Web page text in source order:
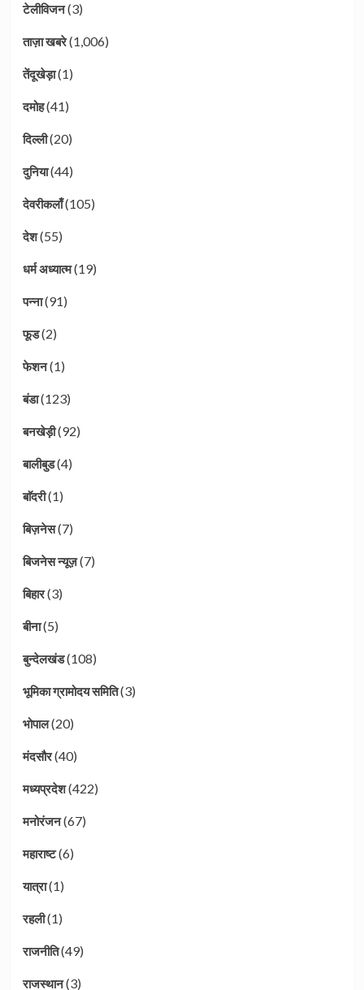
टेलीविजन(3)
ताज़ा खबरे(1,006)
तेंदूखेड़ा(1)
दमोह(41)
दिल्ली(20)
दुनिया(44)
देवरीकलाँ(105)
देश(55)
धर्म अध्यात्म(19)
पन्ना(91)
फूड(2)
फेशन(1)
बंडा(123)
बनखेड़ी(92)
बालीबुड(4)
बाॅदरी(1)
बिज़नेस(7)
बिजनेस न्यूज़(7)
बिहार(3)
बीना(5)
बुन्देलखंड(108)
भूमिका ग्रामोदय समिति(3)
भोपाल(20)
मंदसौर(40)
मध्यप्रदेश(422)
मनोरंजन(67)
महाराष्ट(6)
यात्रा(1)
रहली(1)
राजनीति(49)
राजस्थान(3)